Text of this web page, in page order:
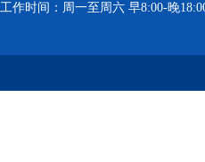
工作时间：周一至周六 早8:00-晚